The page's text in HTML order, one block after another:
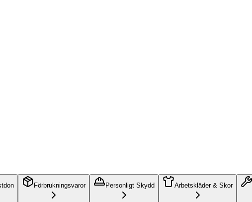
Förbrukningsvaror Personligt Skydd Arbetskläder & Skor